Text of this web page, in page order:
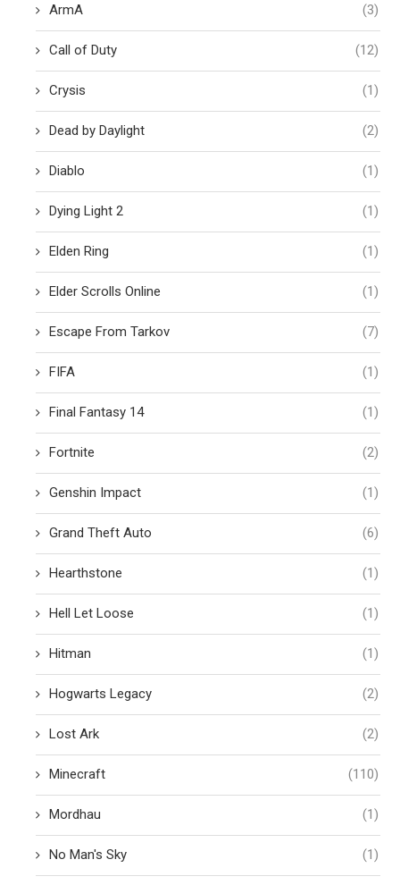
ArmA (3)
Call of Duty (12)
Crysis (1)
Dead by Daylight (2)
Diablo (1)
Dying Light 2 (1)
Elden Ring (1)
Elder Scrolls Online (1)
Escape From Tarkov (7)
FIFA (1)
Final Fantasy 14 (1)
Fortnite (2)
Genshin Impact (1)
Grand Theft Auto (6)
Hearthstone (1)
Hell Let Loose (1)
Hitman (1)
Hogwarts Legacy (2)
Lost Ark (2)
Minecraft (110)
Mordhau (1)
No Man's Sky (1)